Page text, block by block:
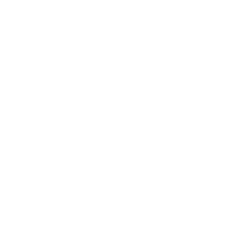
了承ください。
き作成されるも
をご了承くださ
御機器販売店・
ようお願いしま
社の共同利用者
」に記載されて
ず変更すること
下、フタル酸ジブチ
ない年数を意
要な手段を講じ
これらの製造装
、取り引きをい
ムロン制御